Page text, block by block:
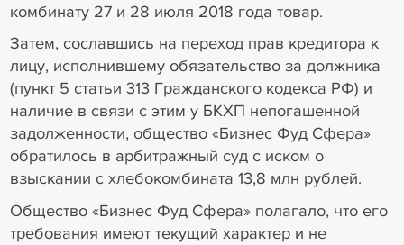
комбинату 27 и 28 июля 2018 года товар.
Затем, сославшись на переход прав кредитора к
лицу, исполнившему обязательство за должника
(пункт 5 статьи 313 Гражданского кодекса РФ) и
наличие в связи с этим у БКХП непогашенной
задолженности, общество «Бизнес Фуд Сфера»
обратилось в арбитражный суд с иском о
взыскании с хлебокомбината 13,8 млн рублей.
Общество «Бизнес Фуд Сфера» полагало, что его
требования имеют текущий характер и не